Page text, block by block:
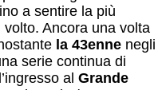
a sentire la più
Ancora una volta
la 43enne negli
serie continua di
al Grande